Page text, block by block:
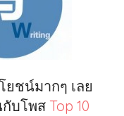
ชน์มากๆ เลย
กับโพส Top 10